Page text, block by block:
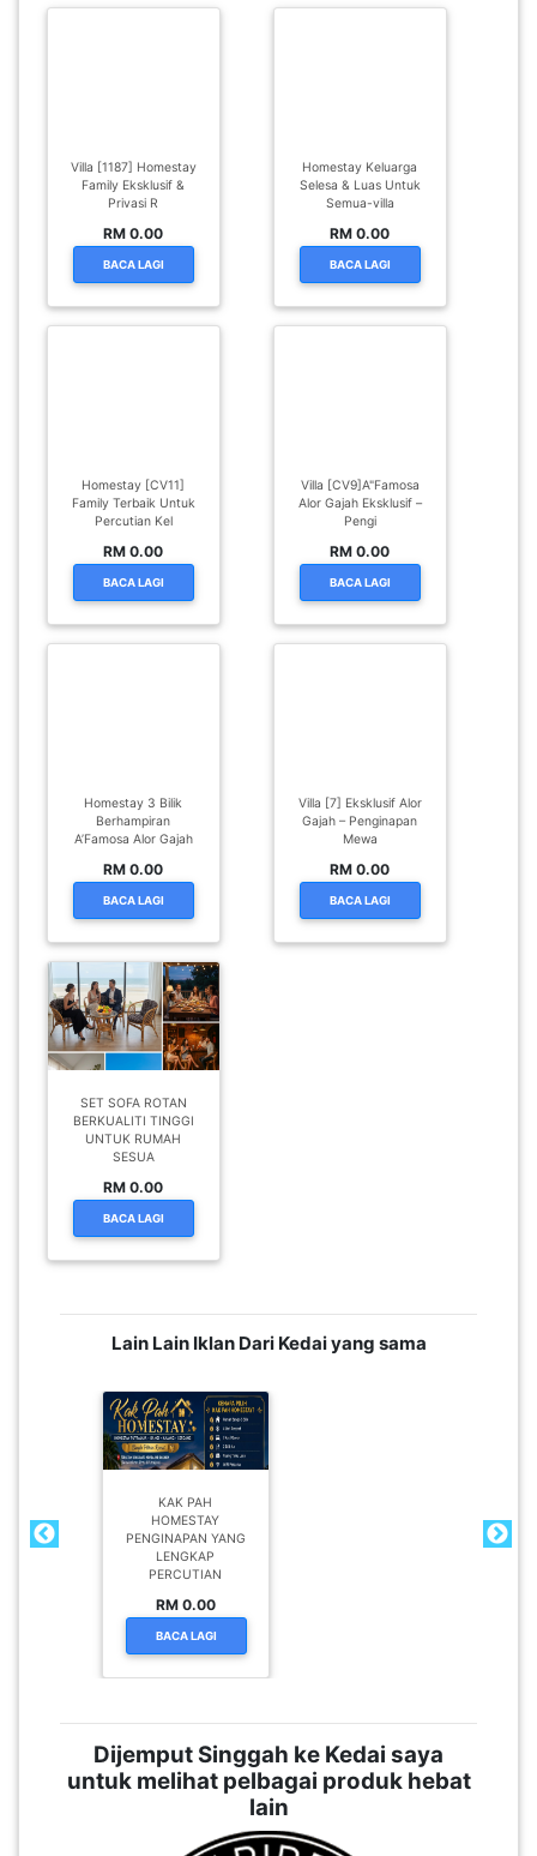
Villa [1187] Homestay
Family Eksklusif &
Privasi R
RM 0.00
BACA LAGI
Homestay Keluarga
Selesa & Luas Untuk
Semua-villa
RM 0.00
BACA LAGI
Homestay [CV11]
Family Terbaik Untuk
Percutian Kel
RM 0.00
BACA LAGI
Villa [CV9]A"Famosa
Alor Gajah Eksklusif –
Pengi
RM 0.00
BACA LAGI
Homestay 3 Bilik
Berhampiran
A’Famosa Alor Gajah
RM 0.00
BACA LAGI
Villa [7] Eksklusif Alor
Gajah – Penginapan
Mewa
RM 0.00
BACA LAGI
SET SOFA ROTAN
BERKUALITI TINGGI
UNTUK RUMAH
SESUA
RM 0.00
BACA LAGI
Lain Lain Iklan Dari Kedai yang sama
KAK PAH
HOMESTAY
PENGINAPAN YANG
LENGKAP
PERCUTIAN
RM 0.00
BACA LAGI
Dijemput Singgah ke Kedai saya
untuk melihat pelbagai produk hebat
lain